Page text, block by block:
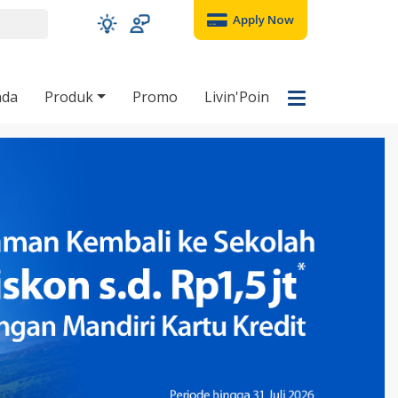
Apply Now
Produk Promo Livin'Poin